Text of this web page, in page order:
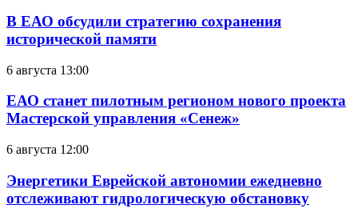
В ЕАО обсудили стратегию сохранения
исторической памяти
6 августа 13:00
ЕАО станет пилотным регионом нового проекта
Мастерской управления «Сенеж»
6 августа 12:00
Энергетики Еврейской автономии ежедневно
отслеживают гидрологическую обстановку